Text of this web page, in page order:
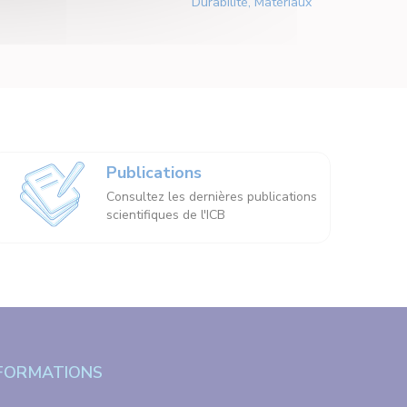
Publications
Consultez les dernières publications
scientifiques de l'ICB